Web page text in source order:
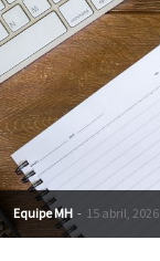
Equipe MH - 15 abril, 2026